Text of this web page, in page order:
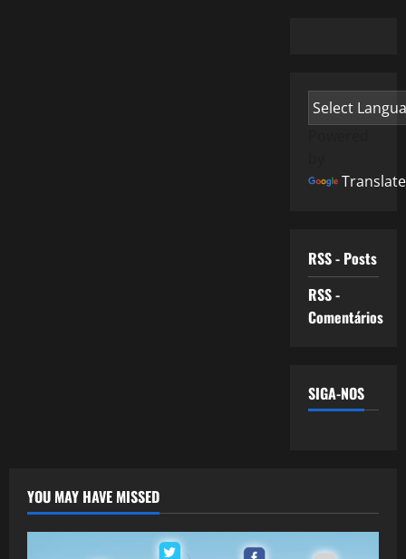
Translate
RSS - Posts
RSS -
Comentários
SIGA-NOS
YOU MAY HAVE MISSED